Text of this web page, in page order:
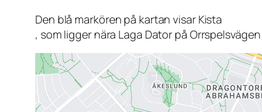
Den blå markören på kartan visar Kista
, som ligger nära Laga Dator på Orrspelsvägen